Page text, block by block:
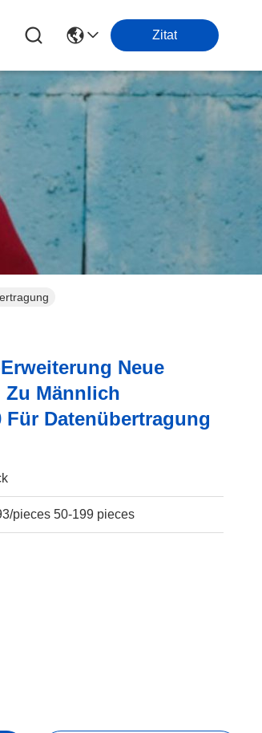
Zitat
Neue
Männlich
Für Datenübertragung
pieces 50-199 pieces